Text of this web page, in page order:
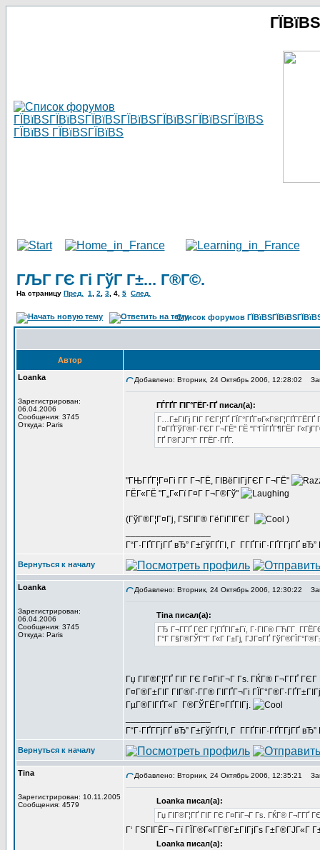
ГЉГ ГЄ Гі ГўГ Г±... Г®Г©.
На страницу Пред. 1 2 3 4 5 След.
Список форумов
Автор
Loanka
Зарегистрирован:
06.04.2006
Сообщения: 3745
Откуда: Paris
Добавлено: Вторник, 24 Октябрь 2006, 12:28:02
ГЃГҐГ ГІГ°ГЁГ·ГҐ писал(а):
Г…Г±ГІГј ГІГ ГЄГ¦ГҐ ГЇГ°ГҐГ¤Г«Г®Г¦ГҐГ­ГЁГҐ
Г¤ГҐГўГ®Г·ГЄГ Г¬ГЁ" ГЁ "Г‘ГЇГҐГ¶ГЁГ
ГҐ Г®ГЈГ°Г Г­ГЁГ·ГҐГ­.
"ГЊГҐГ¦Г¤Гі Г­Г Г¬ГЁ, ГІВёГІГјГЄГ Г¬ГЁ"
ГЁГ«ГЁ "Г„Г«Гї Г¤Г Г¬Г®Гў"
(ГўГ®Г¦Г¤Гј, ГЅГІГ® ГёГіГІГЄГ
)
Г“Г·ГҐГ­ГјГҐ вЂ” Г±ГўГҐГІ, Г Г­ГҐГіГ·ГҐГ­ГјГҐ
Вернуться к началу
Loanka
Зарегистрирован:
06.04.2006
Сообщения: 3745
Откуда: Paris
Добавлено: Вторник, 24 Октябрь 2006, 12:30:22
Tina писал(а):
ГЂ Г¬Г­ГҐ ГЄГ Г¦ГҐГІГ±Гї, Г·ГІГ® ГЋГ­Г
Г°Г Г§Г®ГЎГ°Г Г«Г Г±Гј, ГЈГ¤ГҐ
Гџ ГІГ®Г¦ГҐ ГІГ ГЄ Г¤ГіГ¬Г Гѕ. ГЌГ® Г¬Г­ГҐ
Г¤Г®Г±ГІГ ГІГ®Г·Г­Г® ГІГҐГ¬Гі
ГµГ®ГІГҐГ«Г Г®ГЎГЁГ¤ГҐГІГј.
Г“Г·ГҐГ­ГјГҐ вЂ” Г±ГўГҐГІ, Г Г­ГҐГіГ·ГҐГ­ГјГҐ
Вернуться к началу
Tina
Зарегистрирован: 10.11.2005
Сообщения: 4579
Добавлено: Вторник, 24 Октябрь 2006, 12:35:21
Loanka писал(а):
Гџ ГІГ®Г¦ГҐ ГІГ ГЄ Г¤ГіГ¬Г Гѕ. ГЌГ® Г¬Г­ГҐ
Г‘ ГЅГІГЁГ¬ Гї ГЇГ®Г«Г­Г®Г±ГІГјГѕ Г±Г®ГЈГ«Г
Loanka писал(а):